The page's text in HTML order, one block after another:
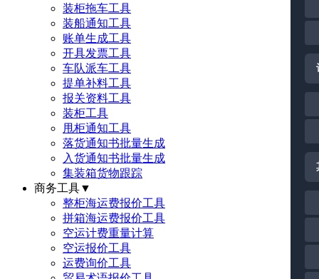
装柜拖车工具
装船通知工具
账单生成工具
开具发票工具
车队派车工具
提单补料工具
报关资料工具
装柜工具
甩柜通知工具
落货通知书批量生成
入货通知书批量生成
集装箱货物跟踪
商务工具▼
整柜海运费报价工具
拼箱海运费报价工具
空运计费重量计算
空运报价工具
运费询价工具